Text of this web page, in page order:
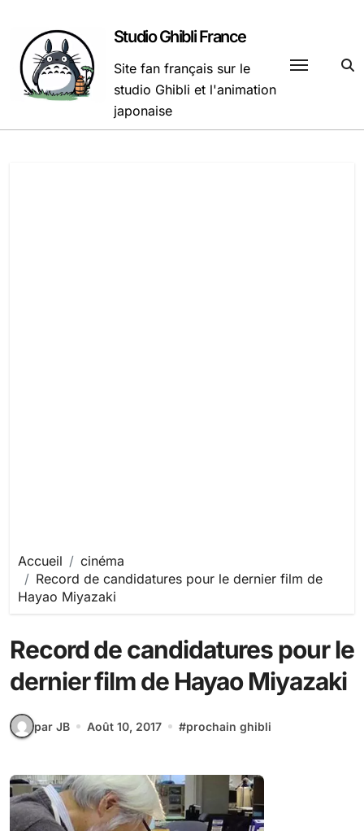
contenu
Studio Ghibli France
Site fan français sur le
studio Ghibli et l'animation
japonaise
Accueil
cinéma
Record de candidatures pour le dernier film de
Hayao Miyazaki
Record de candidatures pour le
dernier film de Hayao Miyazaki
par JB Août 10, 2017 #prochain ghibli